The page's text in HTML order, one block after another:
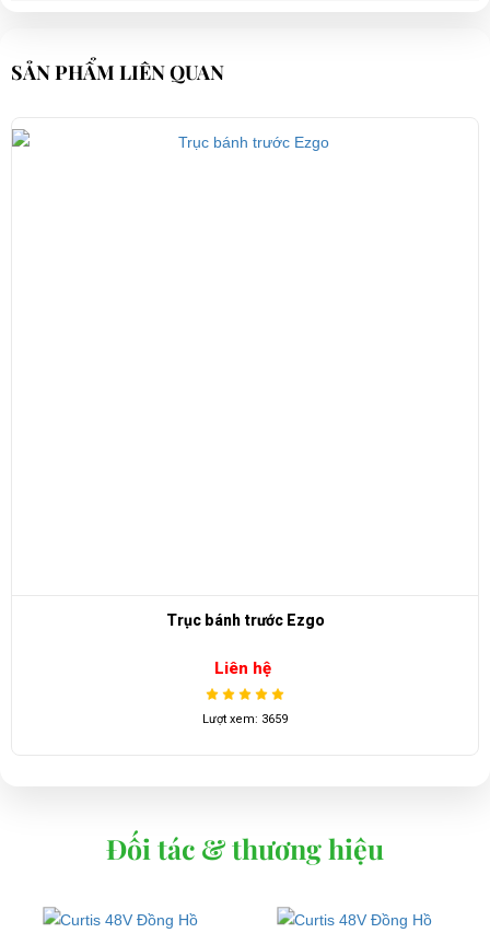
SẢN PHẨM LIÊN QUAN
Trục bánh trước Ezgo
Liên hệ
Lượt xem: 3659
Đối tác & thương hiệu